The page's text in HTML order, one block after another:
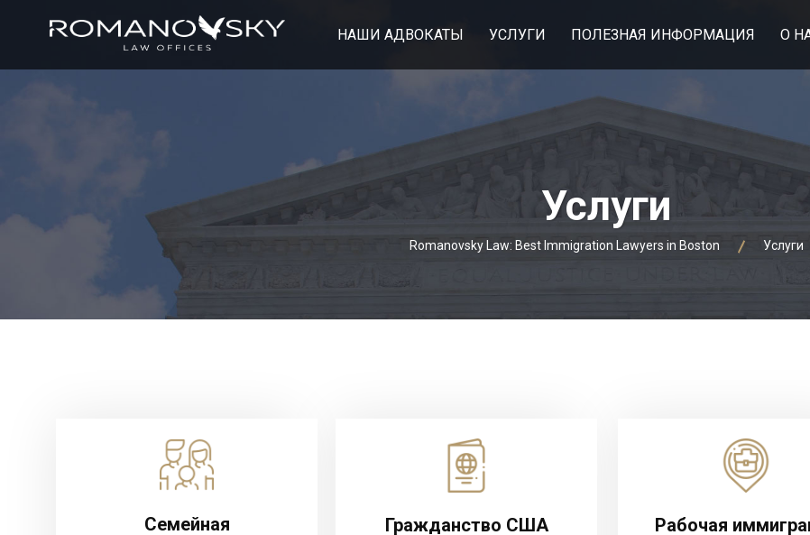
НАШИ АДВОКАТЫ УСЛУГИ ПОЛЕЗНАЯ ИНФОРМАЦИЯ О
Услуги
Romanovsky Law: Best Immigration Lawyers in Boston Услуги
Семейная
Семейная иммиграция
Гражданство США
Гражданство США
Один из наиболее важных
аспектов нашей работы – это
Рабочая
Рабочая